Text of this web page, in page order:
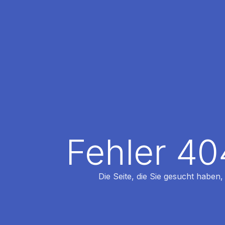
Fehler
Die Seite, die Sie gesucht